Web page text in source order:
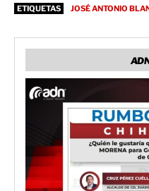
ETIQUETAS JOSÉ ANTONIO